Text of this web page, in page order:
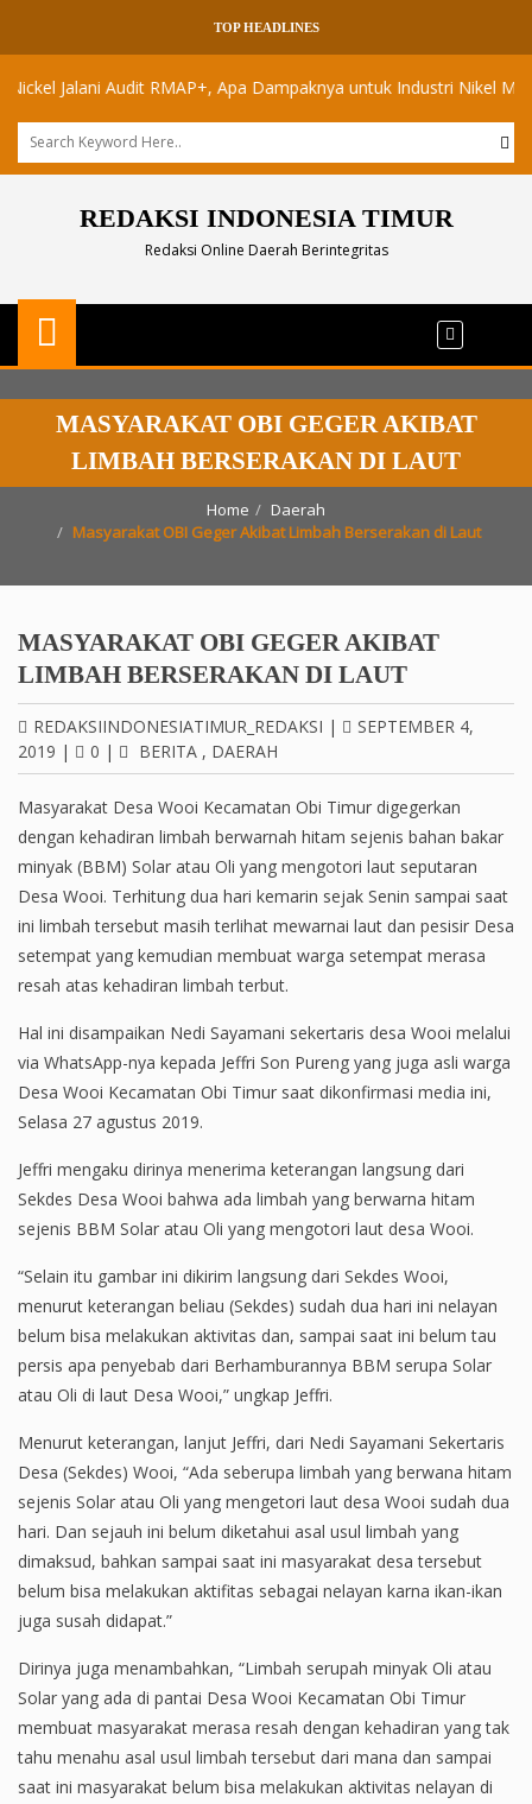
TOP HEADLINES
Audit RMAP+, Apa Dampaknya untuk Industri Nikel Maluku
REDAKSI INDONESIA TIMUR
Redaksi Online Daerah Berintegritas
MASYARAKAT OBI GEGER AKIBAT
LIMBAH BERSERAKAN DI LAUT
Home
Daerah
Masyarakat OBI Geger Akibat Limbah Berserakan di Laut
MASYARAKAT OBI GEGER AKIBAT
LIMBAH BERSERAKAN DI LAUT
REDAKSIINDONESIATIMUR_REDAKSI |
SEPTEMBER 4,
2019 | 0 | BERITA , DAERAH
Masyarakat Desa Wooi Kecamatan Obi Timur digegerkan
dengan kehadiran limbah berwarnah hitam sejenis bahan bakar
minyak (BBM) Solar atau Oli yang mengotori laut seputaran
Desa Wooi. Terhitung dua hari kemarin sejak Senin sampai saat
ini limbah tersebut masih terlihat mewarnai laut dan pesisir Desa
setempat yang kemudian membuat warga setempat merasa
resah atas kehadiran limbah terbut.
Hal ini disampaikan Nedi Sayamani sekertaris desa Wooi melalui
via WhatsApp-nya kepada Jeffri Son Pureng yang juga asli warga
Desa Wooi Kecamatan Obi Timur saat dikonfirmasi media ini,
Selasa 27 agustus 2019.
Jeffri mengaku dirinya menerima keterangan langsung dari
Sekdes Desa Wooi bahwa ada limbah yang berwarna hitam
sejenis BBM Solar atau Oli yang mengotori laut desa Wooi.
“Selain itu gambar ini dikirim langsung dari Sekdes Wooi,
menurut keterangan beliau (Sekdes) sudah dua hari ini nelayan
belum bisa melakukan aktivitas dan, sampai saat ini belum tau
persis apa penyebab dari Berhamburannya BBM serupa Solar
atau Oli di laut Desa Wooi,” ungkap Jeffri.
Menurut keterangan, lanjut Jeffri, dari Nedi Sayamani Sekertaris
Desa (Sekdes) Wooi, “Ada seberupa limbah yang berwana hitam
sejenis Solar atau Oli yang mengetori laut desa Wooi sudah dua
hari. Dan sejauh ini belum diketahui asal usul limbah yang
dimaksud, bahkan sampai saat ini masyarakat desa tersebut
belum bisa melakukan aktifitas sebagai nelayan karna ikan-ikan
juga susah didapat.”
Dirinya juga menambahkan, “Limbah serupah minyak Oli atau
Solar yang ada di pantai Desa Wooi Kecamatan Obi Timur
membuat masyarakat merasa resah dengan kehadiran yang tak
tahu menahu asal usul limbah tersebut dari mana dan sampai
saat ini masyarakat belum bisa melakukan aktivitas nelayan di